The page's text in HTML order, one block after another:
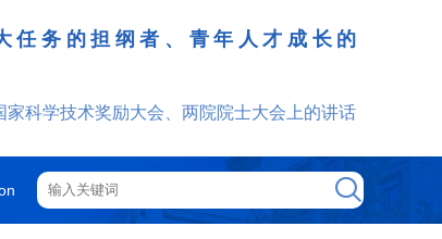
任务的担纲者、青年人才成长的
科学技术奖励大会、两院院士大会上的讲话